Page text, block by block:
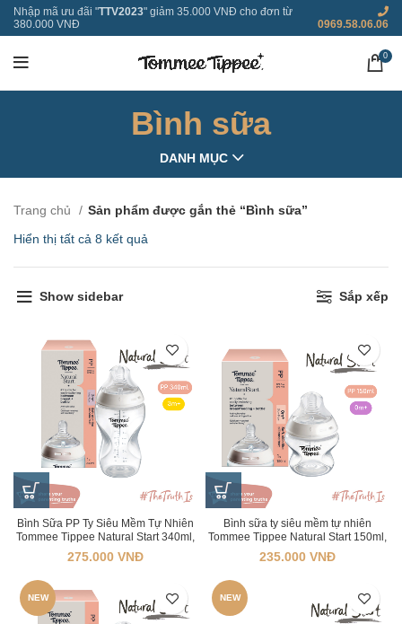
Nhập mã ưu đãi "TTV2023" giảm 35.000 VNĐ cho đơn từ
380.000 VNĐ
0969.58.06.06
0
Bình sữa
DANH MỤC
Trang chủ
Sản phẩm được gắn thẻ “Bình sữa”
Hiển thị tất cả 8 kết quả
Show sidebar Sắp xếp
Bình Sữa PP Ty Siêu Mềm Tự Nhiên
Tommee Tippee Natural Start 340ml,
Núm Ty Của Bình 3-6 Tháng
275.000 VNĐ
Bình sữa ty siêu mềm tự nhiên
Tommee Tippee Natural Start 150ml,
núm ty đi kèm 0-3 tháng
235.000 VNĐ
NEW NEW